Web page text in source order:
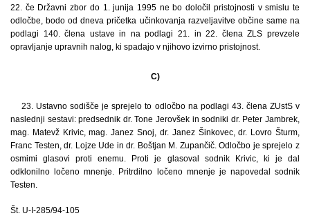
22. če Državni zbor do 1. junija 1995 ne bo določil pristojnosti v smislu te
odločbe, bodo od dneva pričetka učinkovanja razveljavitve občine same na
podlagi 140. člena ustave in na podlagi 21. in 22. člena ZLS prevzele
opravljanje upravnih nalog, ki spadajo v njihovo izvirno pristojnost.
C)
23. Ustavno sodišče je sprejelo to odločbo na podlagi 43. člena ZUstS v
naslednji sestavi: predsednik dr. Tone Jerovšek in sodniki dr. Peter Jambrek,
mag. Matevž Krivic, mag. Janez Snoj, dr. Janez Šinkovec, dr. Lovro Šturm,
Franc Testen, dr. Lojze Ude in dr. Boštjan M. Zupančič. Odločbo je sprejelo z
osmimi glasovi proti enemu. Proti je glasoval sodnik Krivic, ki je dal
odklonilno ločeno mnenje. Pritrdilno ločeno mnenje je napovedal sodnik
Testen.
Št. U-I-285/94-105